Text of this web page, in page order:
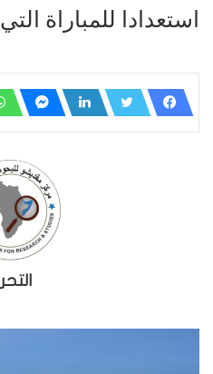
استعدادا للمباراة